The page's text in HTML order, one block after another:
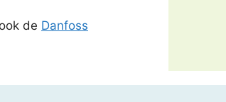
de Danfoss